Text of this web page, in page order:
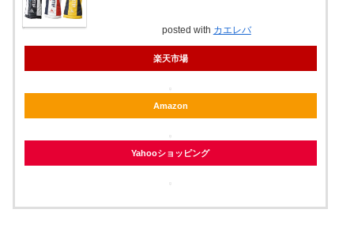
posted with カエレバ
楽天市場
Amazon
Yahooショッピング